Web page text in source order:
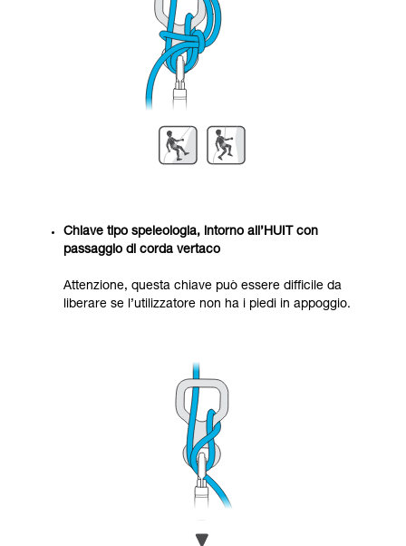
Chiave tipo speleologia, intorno all’HUIT con
passaggio di corda vertaco
Attenzione, questa chiave può essere difficile da
liberare se l’utilizzatore non ha i piedi in appoggio.